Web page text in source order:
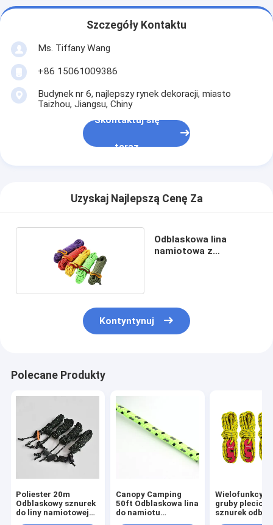
Szczegóły Kontaktu
Ms. Tiffany Wang
+86 15061009386
Budynek nr 6, najlepszy rynek dekoracji, miasto
Taizhou, Jiangsu, Chiny
Skontaktuj się
teraz
Uzyskaj Najlepszą Cenę Za
Odblaskowa lina
namiotowa z
Kontyntynuj
Polecane Produkty
Poliester 20m
Odblaskowy sznurek
do liny namiotowej
Canopy Camping
50ft Odblaskowa lina
do namiotu
gruby pleciony
sznurek